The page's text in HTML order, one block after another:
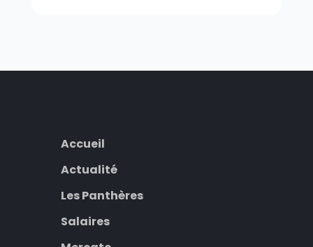
Accueil
Actualité
Les Panthères
Salaires